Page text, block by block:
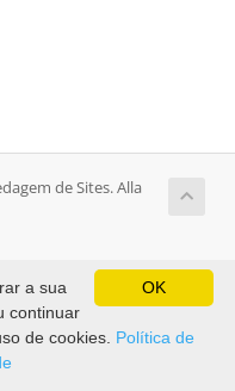
de Sites. Alla
OK
a sua
continuar
de cookies. Política de